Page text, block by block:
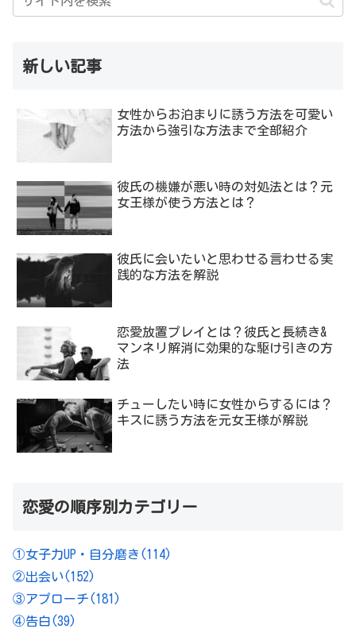
新しい記事
女性からお泊まりに誘う方法を可愛い
方法から強引な方法まで全部紹介
彼氏の機嫌が悪い時の対処法とは？元
女王様が使う方法とは？
彼氏に会いたいと思わせる言わせる実
践的な方法を解説
恋愛放置プレイとは？彼氏と長続き&
マンネリ解消に効果的な駆け引きの方
法
チューしたい時に女性からするには？
キスに誘う方法を元女王様が解説
恋愛の順序別カテゴリー
①女子力UP・自分磨き (114)
②出会い(152)
③アプローチ(181)
④告白(39)